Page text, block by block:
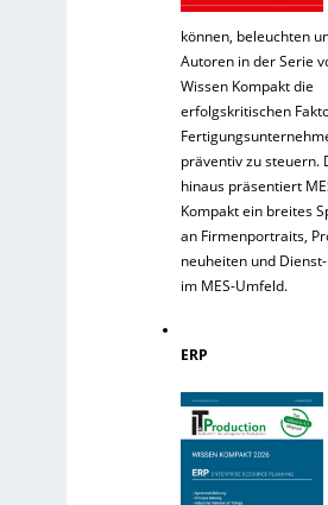
können, beleuchten
Autoren in der Serie
Wissen Kompakt die
erfolgskritischen
präventiv zu steuern.
hinaus präsentiert
Kompakt ein breites
an Firmenportraits,
neuheiten und
im MES-Umfeld.
ERP